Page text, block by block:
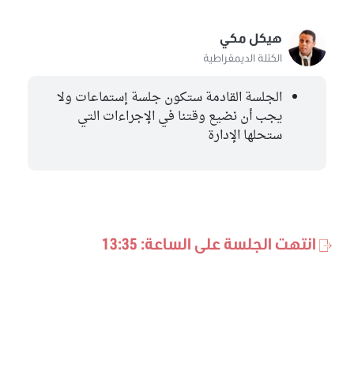
هيكل مكي
الكتلة الديمقراطية
الجلسة القادمة ستكون جلسة إستماعات ولا
يجب أن نضيع وقتنا في الإجراءات التي
ستحلها الإدارة
انتهت الجلسة على الساعة: 13:35